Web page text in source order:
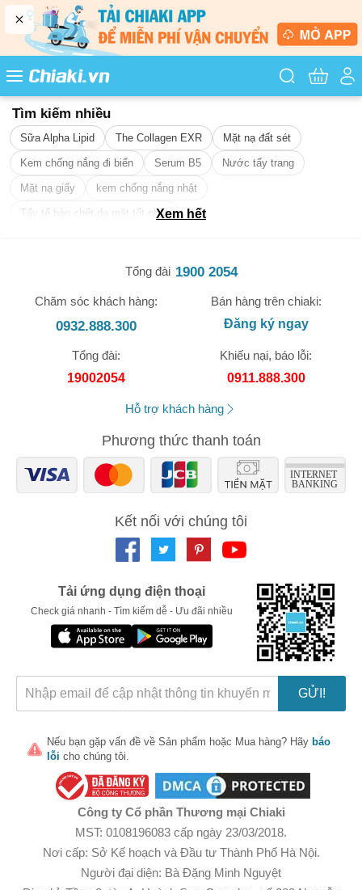
Tìm kiếm
Tìm kiếm nhiều
Sữa Alpha Lipid The Collagen EXR Mặt nạ đất sét
Kem chống nắng đi biển Serum B5 Nước tẩy trang
Mặt nạ giấy kem chống nắng nhật
Tẩy tế bào chết da mặt tốt nhấtXem hết
Tổng đài 1900 2054
Chăm sóc khách hàng:
0932.888.300
Bán hàng trên chiaki:
Đăng ký ngay
Tổng đài:
19002054
Khiếu nại, báo lỗi:
0911.888.300
Hỗ trợ khách hàng
Phương thức thanh toán
Kết nối với chúng tôi
Tải ứng dụng điện thoại
Check giá nhanh - Tìm kiếm dễ - Ưu đãi nhiều
GỬI!
Nếu bạn gặp vấn đề về Sản phẩm hoặc Mua hàng? Hãy báo
lỗi cho chúng tôi.
Công ty Cổ phần Thương mại Chiaki
MST: 0108196083 cấp ngày 23/03/2018.
Nơi cấp: Sở Kế hoạch và Đầu tư Thành Phố Hà Nội.
Người đại diện: Bà Đặng Minh Nguyệt